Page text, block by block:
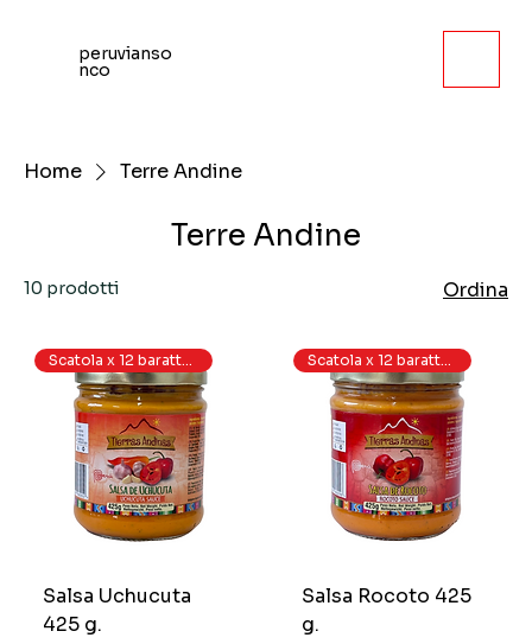
peruvianso
nco
Home Terre Andine
Terre Andine
10 prodotti Ordina
Scatola x 12 barattoli
Salsa Uchucuta
425 g.
Scatola x 12 barattoli
Salsa Rocoto 425
g.